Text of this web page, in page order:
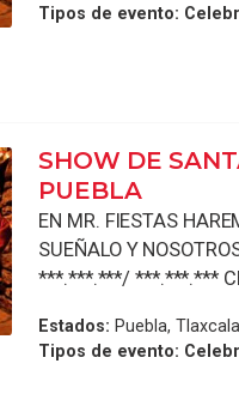
Tipos de evento:
SHOW DE
PUEBLA
EN MR. FIESTAS
SUEÑALO Y
***.***.***/ ***.***.***
Estados: Puebla, Tlaxcala
Tipos de evento: